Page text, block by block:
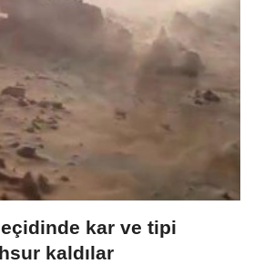
kar ve tipi
kaldılar